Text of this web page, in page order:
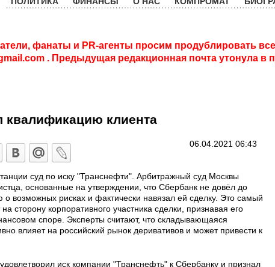
фанаты и PR-агенты просим продублировать
. Предыдущая редакционная почта утонула в
квалификацию клиента
06.04.2021 06:43
суд по иску "Транснефти". Арбитражный суд Москвы
основанные на утверждении, что Сбербанк не довёл до
возможных рисках и фактически навязал ей сделку. Это самый
сторону корпоративного участника сделки, признавая его
споре. Эксперты считают, что складывающаяся
влияет на российский рынок деривативов и может привести к
иск компании "Транснефть" к Сбербанку и признал